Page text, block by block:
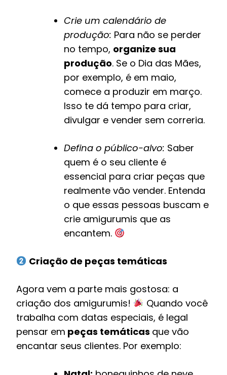
Crie um calendário de
produção: Para não se perder
no tempo, organize sua
produção. Se o Dia das Mães,
por exemplo, é em maio,
comece a produzir em março.
Isso te dá tempo para criar,
divulgar e vender sem correria.
Defina o público-alvo: Saber
quem é o seu cliente é
essencial para criar peças que
realmente vão vender. Entenda
o que essas pessoas buscam e
crie amigurumis que as
encantem.
Criação de peças temáticas
Agora vem a parte mais gostosa: a
criação dos amigurumis!
Quando você
trabalha com datas especiais, é legal
pensar em peças temáticas que vão
encantar seus clientes. Por exemplo: